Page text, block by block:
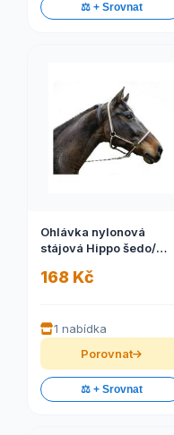
⚖️ + Srovnat
Ohlávka nylonová
stájová Hippo šedo/
168 Kč
1 nabídka
Porovnat
⚖️ + Srovnat